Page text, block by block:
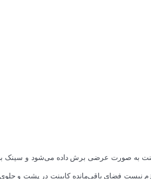
به صورت عرضی برش داده می‌شود و سینک
فضای باقی‌مانده کابینت در پشت و جلوی